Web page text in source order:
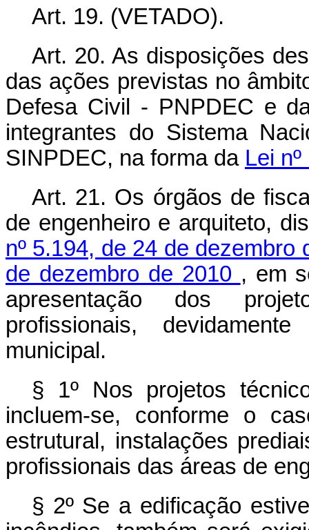
Art. 19. (VETADO).
Art. 20. As disposições
das ações previstas no
Defesa Civil - PNPDEC e
integrantes do Sistema
SINPDEC, na forma da Lei
Art. 21. Os órgãos de
de engenheiro e arquiteto,
nº 5.194, de 24 de dezembro
de dezembro de 2010 , em
apresentação dos
profissionais,
municipal.
§ 1º Nos projetos
incluem-se, conforme o
estrutural, instalações
profissionais das áreas de
§ 2º Se a edificação